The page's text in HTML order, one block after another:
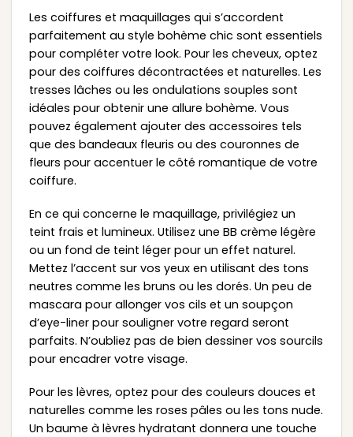
Les coiffures et maquillages qui s’accordent
parfaitement au style bohème chic sont essentiels
pour compléter votre look. Pour les cheveux, optez
pour des coiffures décontractées et naturelles. Les
tresses lâches ou les ondulations souples sont
idéales pour obtenir une allure bohème. Vous
pouvez également ajouter des accessoires tels
que des bandeaux fleuris ou des couronnes de
fleurs pour accentuer le côté romantique de votre
coiffure.
En ce qui concerne le maquillage, privilégiez un
teint frais et lumineux. Utilisez une BB crème légère
ou un fond de teint léger pour un effet naturel.
Mettez l’accent sur vos yeux en utilisant des tons
neutres comme les bruns ou les dorés. Un peu de
mascara pour allonger vos cils et un soupçon
d’eye-liner pour souligner votre regard seront
parfaits. N’oubliez pas de bien dessiner vos sourcils
pour encadrer votre visage.
Pour les lèvres, optez pour des couleurs douces et
naturelles comme les roses pâles ou les tons nude.
Un baume à lèvres hydratant donnera une touche